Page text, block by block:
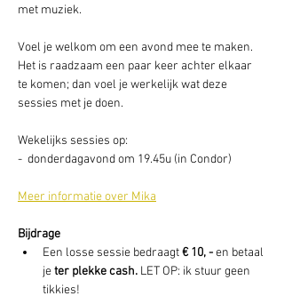
met muziek.
Voel je welkom om een avond mee te maken.
Het is raadzaam een paar keer achter elkaar
te komen; dan voel je werkelijk wat deze
sessies met je doen.
Wekelijks sessies op:
-  donderdagavond om 19.45u (in Condor)
Meer informatie over Mika
Bijdrage
Een losse sessie bedraagt € 10, - en betaal
je ter plekke cash. LET OP: ik stuur geen
tikkies!